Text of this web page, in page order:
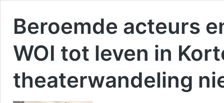
Beroemde acteurs
WOI tot leven in
theaterwandeling